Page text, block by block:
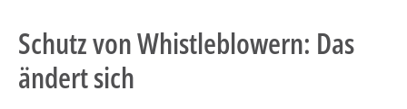
Schutz von Whistleblowern: Das
ändert sich